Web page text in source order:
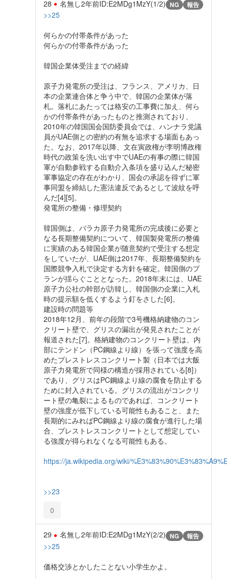
28 名無し2年前ID:E2MDg1MzY(1/2) NG 報告
>>25
何らかの付帯条件があった
何らかの付帯条件があった
韓国企業体受注までの経緯
原子力発電所の受注は、フランス、アメリカ、日
本の企業連合体と争う中で、韓国の企業体が落
札。落札にあたっては格安の工事費に加え、何ら
かの付帯条件があったものと推測されており、
2010年の韓国国会国防委員会では、ハンナラ党議
員がUAE側との密約の有無を追求する場面もあっ
た。なお、2017年以降、文在寅政権が李明博政権
時代の政策を洗い出す中でUAEの有事の際に韓国
軍が自動参戦する自動介入条項を盛り込んだ秘密
軍事協定の存在がわかり、国会の承認を得ずに軍
事同盟を締結した憲法違反であるとして波紋を呼
んだ[4][5]。
発電所の整備・修理契約
韓国側は、バラカ原子力発電所の完成後に必要と
なる長期整備契約について、韓国製発電所の整備
に実績のある韓国企業が随意契約で受注する想定
をしていたが、UAE側は2017年、長期整備契約を
国際競争入札で決定する方針を確定。韓国側のプ
ランが揺らぐこととなった。2018年末には、UAE
原子力公社の幹部が訪韓し、韓国側の企業に入札
時の提示額を低くするよう釘をさした[6]。
建設時の問題等
2018年12月、前年の段階で3号機格納建物のコン
クリート壁で、グリスの漏出が発見されたことが
報道された[7]。格納建物のコンクリート壁は、内
部にテンドン（PC鋼線より線）を張って強度を高
めたプレストレスコンクリート製（日本では大飯
原子力発電所で同様の構造が採用されている[8]）
であり、グリスはPC鋼線より線の腐食を防止する
ために封入されている。グリスの流出がコンクリ
ート壁の亀裂によるものであれば、コンクリート
壁の強度が低下している可能性もあること、また
長期的にみればPC鋼線より線の腐食が進行した場
合、プレストレスコンクリートとして想定してい
る強度が得られなくなる可能性もある。
https://ja.wikipedia.org/wiki/
>>23
0
29 名無し2年前ID:E2MDg1MzY(2/2) NG 報告
>>25
価格交渉とかしたことない小学生かよ。